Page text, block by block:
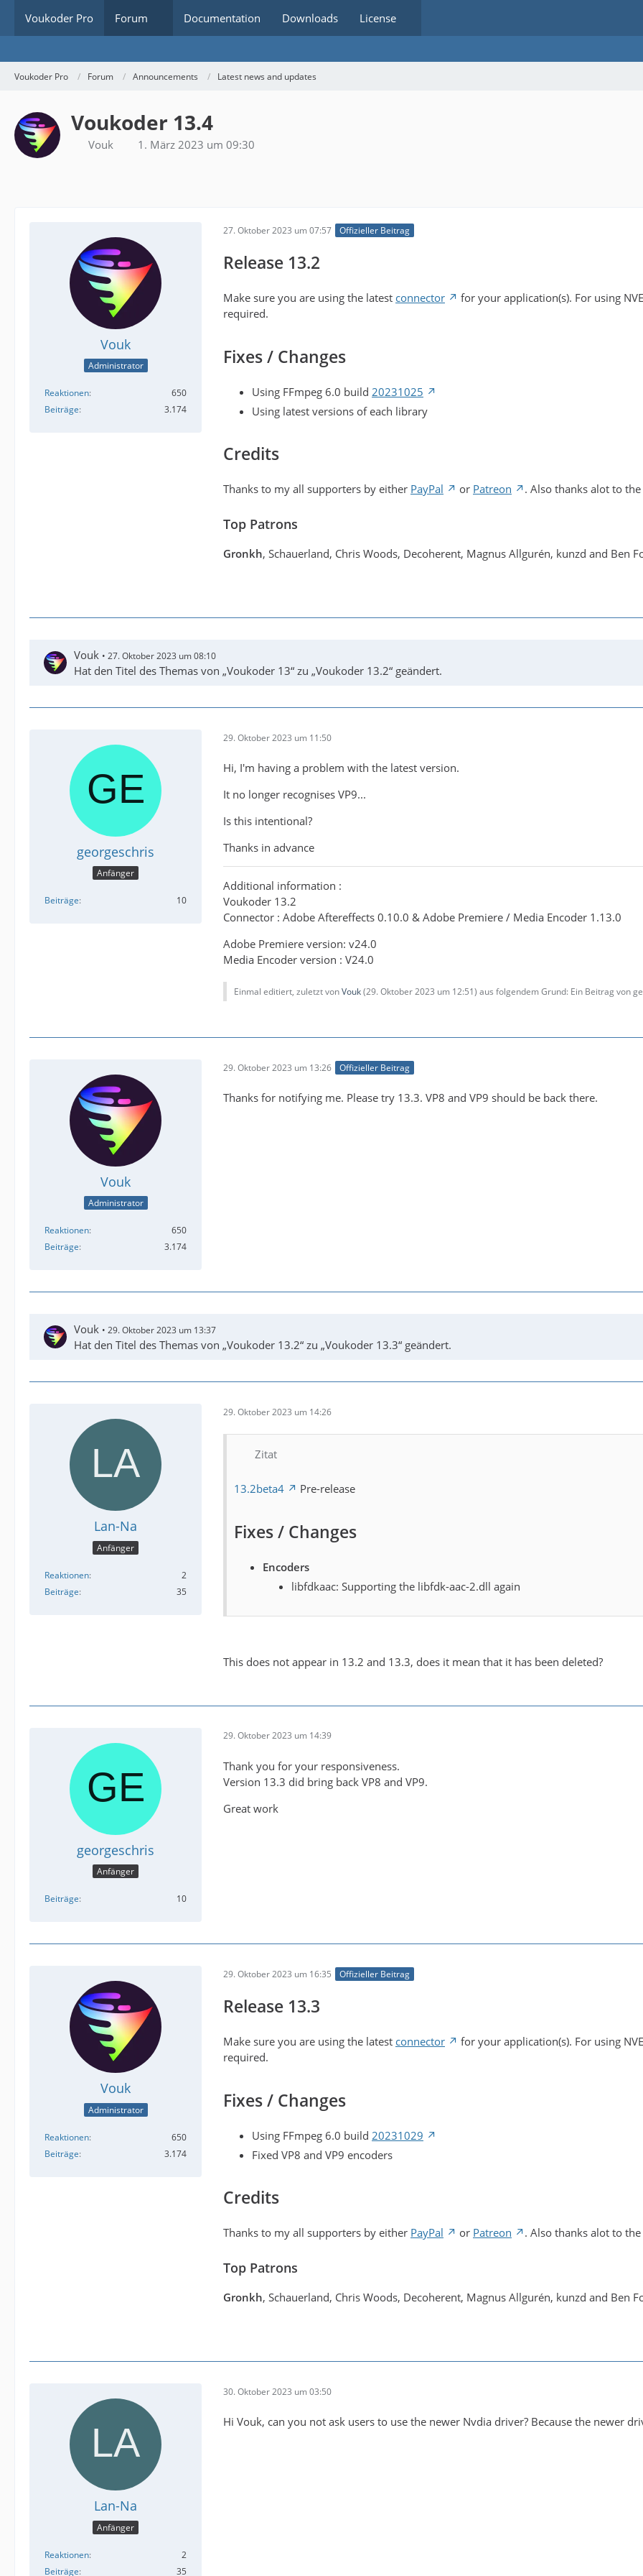
Voukoder Pro Forum Documentation Downloads License
Voukoder Pro Forum Announcements Latest news and updates
Voukoder 13.4
Vouk 1. März 2023 um 09:30
Vouk
Administrator
Reaktionen
650
Beiträge
3.174
27. Oktober 2023 um 07:57 Offizieller Beitrag
Release 13.2
Make sure you are using the latest connector
for your application(s). For using
required.
Fixes / Changes
Using FFmpeg 6.0 build 20231025
Using latest versions of each library
Credits
Thanks to my all supporters by either PayPal or Patreon . Also thanks alot to
Top Patrons
Gronkh, Schauerland, Chris Woods, Decoherent, Magnus Allgurén, kunzd and Ben
Vouk 27. Oktober 2023 um 08:10
Hat den Titel des Themas von „Voukoder 13“ zu „Voukoder 13.2“ geändert.
georgeschris
Anfänger
Beiträge 10
29. Oktober 2023 um 11:50
Hi, I'm having a problem with the latest version.
It no longer recognises VP9...
Is this intentional?
Thanks in advance
Additional information :
Voukoder 13.2
Connector : Adobe Aftereffects 0.10.0 & Adobe Premiere / Media Encoder 1.13.0
Adobe Premiere version: v24.0
Media Encoder version : V24.0
Einmal editiert, zuletzt vonVouk(29. Oktober 2023 um 12:51) aus folgendem Grund: Ein Beitrag von
Vouk
Administrator
Reaktionen
650
Beiträge
3.174
29. Oktober 2023 um 13:26 Offizieller Beitrag
Thanks for notifying me. Please try 13.3. VP8 and VP9 should be back there.
Vouk 29. Oktober 2023 um 13:37
Hat den Titel des Themas von „Voukoder 13.2“ zu „Voukoder 13.3“ geändert.
Lan-Na
Anfänger
Reaktionen
2
Beiträge
35
29. Oktober 2023 um 14:26
Zitat
13.2beta4 Pre-release
Fixes / Changes
Encoders
libfdkaac: Supporting the libfdk-aac-2.dll again
This does not appear in 13.2 and 13.3, does it mean that it has been deleted?
georgeschris
Anfänger
Beiträge 10
29. Oktober 2023 um 14:39
Thank you for your responsiveness.
Version 13.3 did bring back VP8 and VP9.
Great work
Vouk
Administrator
Reaktionen
650
Beiträge
3.174
29. Oktober 2023 um 16:35 Offizieller Beitrag
Release 13.3
Make sure you are using the latest connector
for your application(s). For using
required.
Fixes / Changes
Using FFmpeg 6.0 build 20231029
Fixed VP8 and VP9 encoders
Credits
Thanks to my all supporters by either PayPal or Patreon . Also thanks alot to
Top Patrons
Gronkh, Schauerland, Chris Woods, Decoherent, Magnus Allgurén, kunzd and Ben
Lan-Na
Anfänger
Reaktionen
2
Beiträge
35
30. Oktober 2023 um 03:50
Hi Vouk, can you not ask users to use the newer Nvdia driver? Because the newer